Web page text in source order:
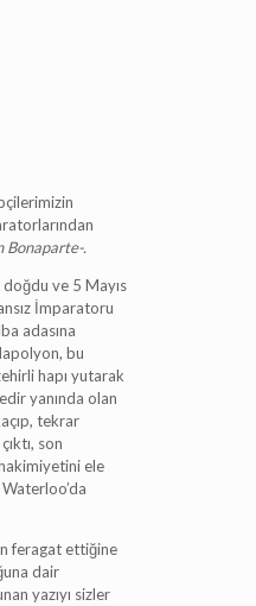
Bonaparte-.
ve 5 Mayıs
İmparatoru
adasına
bu
hapı yutarak
yanında olan
tekrar
son
ele
feragat ettiğine
dair
yazıyı sizler